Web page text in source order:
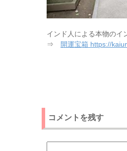
インド人による本物のイ
⇒ 開運宝箱 https://
コメントを残す